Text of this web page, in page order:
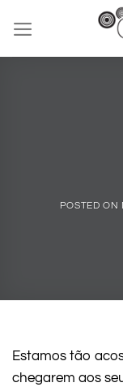
content
POSTED ON
Estamos tão
chegarem aos